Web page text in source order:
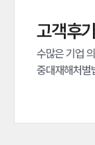
고객후기
수많은 기업
중대재해처벌